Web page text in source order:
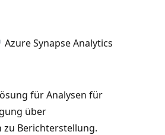
Azure Synapse Analytics
für Analysen für
über
zu Berichterstellung.